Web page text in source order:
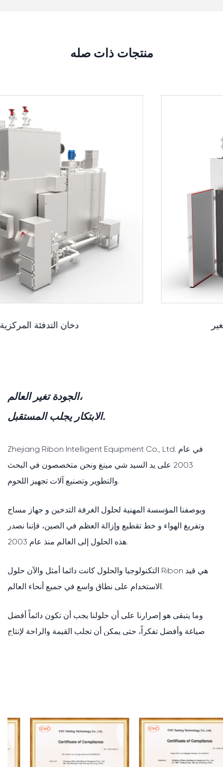
منتجات ذات صله
غرفة تدخين بتدفق هواء متغير
الجودة تغير العالم،
الابتكار يجلب المستقبل.
Zhejiang Ribon Intelligent Equipment Co., Ltd. في عام
2003 على يد السيد شي مينغ ونحن متخصصون في البحث
والتطوير وتصنيع آلات تجهيز اللحوم.
وبوصفنا المؤسسة المهنية لحلول الغرفة التدخين و جهاز مساج
وتفريغ الهواء و خط تقطيع وإزالة العظم في الصين، فإننا نصدر
هذه الحلول إلى العالم منذ عام 2003.
التكنولوجيا والحلول كانت دائما أمثل والآن حلول Ribon هي قيد
الاستخدام على نطاق واسع في جميع أنحاء العالم.
وما يتبقى هو إصرارنا على أن حلولنا يجب أن تكون دائماً أفضل
صياغة وأفضل تفكراً، حتى يمكن أن تجلب القيمة والراحة لإنتاج